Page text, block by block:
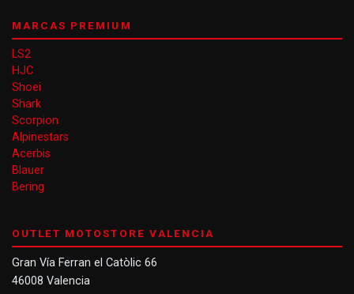
MARCAS PREMIUM
LS2
HJC
Shoei
Shark
Scorpion
Alpinestars
Acerbis
Blauer
Bering
OUTLET MOTOSTORE VALENCIA
Gran Vía Ferran el Catòlic 66
46008 Valencia